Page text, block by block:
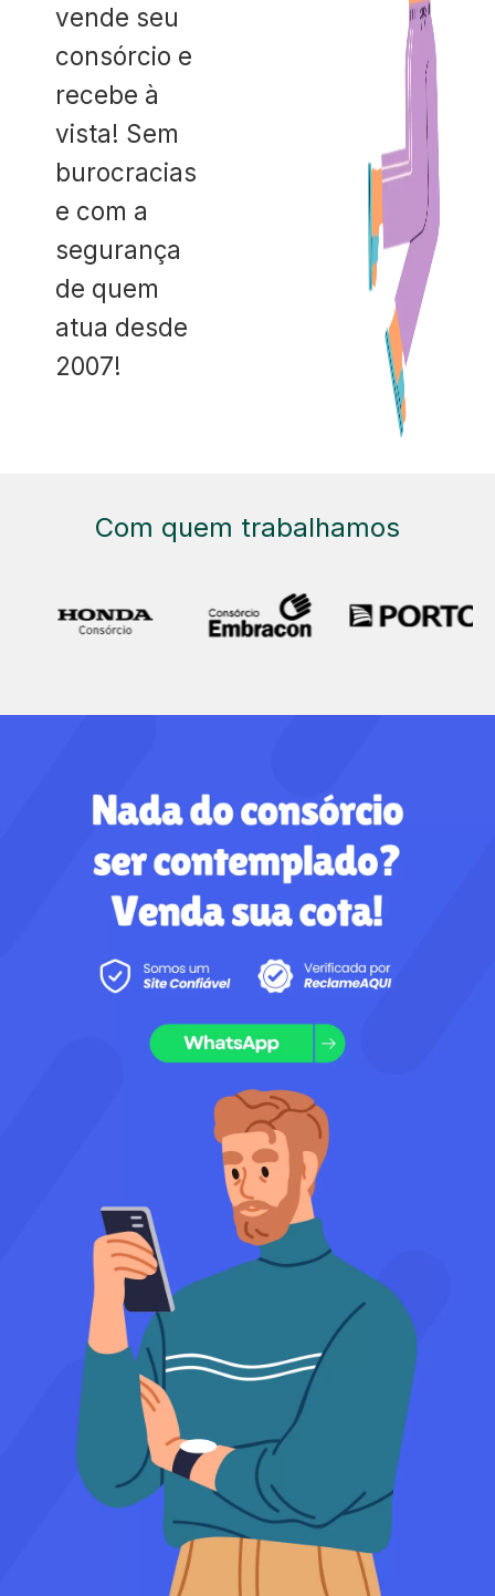
vende seu
consórcio e
recebe à
vista! Sem
burocracias
e com a
segurança
de quem
atua desde
2007!
Com quem trabalhamos